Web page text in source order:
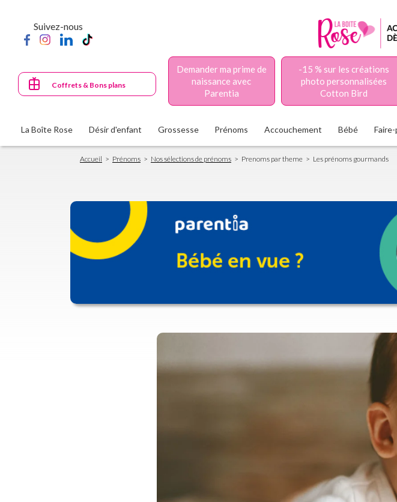
principal
Suivez-nous
Coffrets & Bons plans
Demander ma prime de
naissance avec
Parentia
-15 % sur les créations
photo personnalisées
Cotton Bird
La Boîte Rose Désir d'enfant Grossesse Prénoms Accouchement Bébé
Fil
d'Ariane
Accueil Prénoms Nos sélections de prénoms Prenoms par theme Les prénoms gourmands